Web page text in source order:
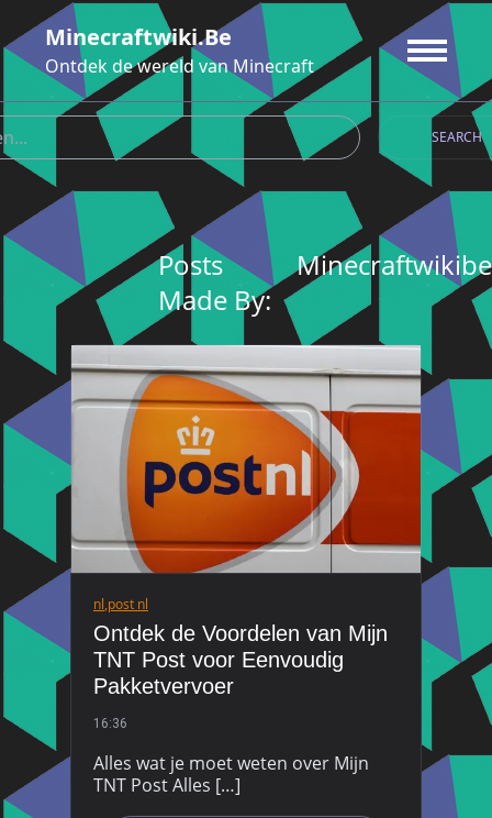
naar
de
inhoud
Minecraftwiki.be
Ontdek de wereld van Minecraft
SEARCH
Posts
Made By:
Minecraftwikibe
nl,post nl
Ontdek de Voordelen van Mijn
TNT Post voor Eenvoudig
Pakketvervoer
16:36
Alles wat je moet weten over Mijn
TNT Post Alles […]